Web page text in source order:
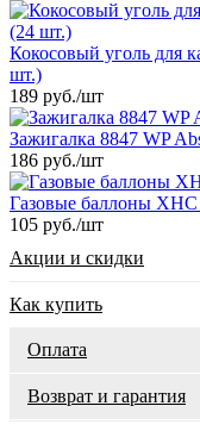
Кокосовый уголь для
шт.)
189 руб./шт
Зажигалка 8847 WP
186 руб./шт
Газовые баллоны
105 руб./шт
Акции и скидки
Как купить
Оплата
Возврат и гарантия